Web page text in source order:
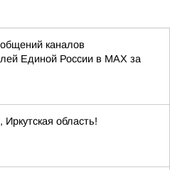
каналов
Единой России в МАХ за
область!